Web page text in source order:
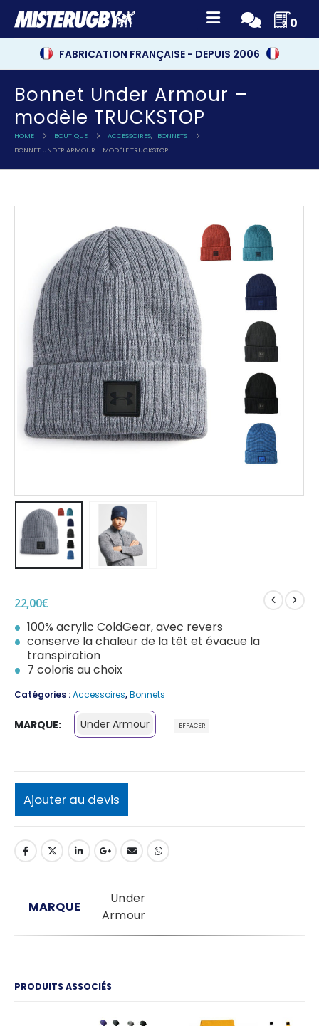
0
FABRICATION FRANÇAISE - DEPUIS 2006
Bonnet Under Armour –
modèle TRUCKSTOP
HOME BOUTIQUE ACCESSOIRES,
BONNETS
BONNET UNDER ARMOUR – MODÈLE TRUCKSTOP
22,00€
100% acrylic ColdGear, avec revers
conserve la chaleur de la têt et évacue la
transpiration
7 coloris au choix
Catégories :Accessoires,Bonnets
MARQUE Under Armour EFFACER
Ajouter au devis
MARQUE
Under
Armour
PRODUITS ASSOCIÉS